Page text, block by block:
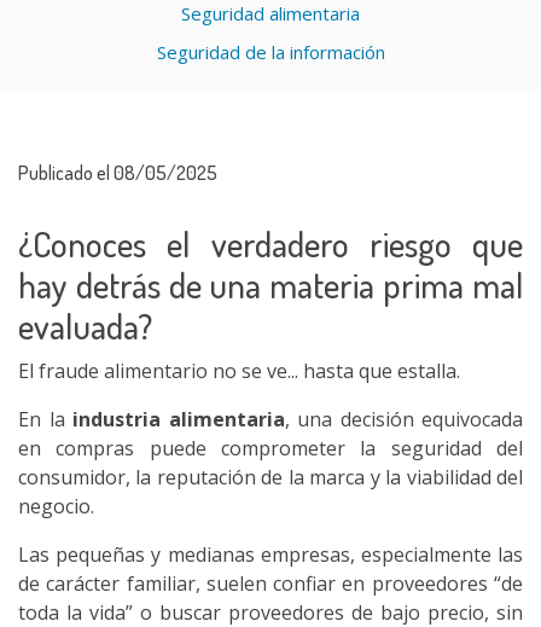
Seguridad alimentaria
Seguridad de la información
Publicado el 08/05/2025
¿Conoces el verdadero riesgo que
hay detrás de una materia prima mal
evaluada?
El fraude alimentario no se ve... hasta que estalla.
En la industria alimentaria, una decisión equivocada
en compras puede comprometer la seguridad del
consumidor, la reputación de la marca y la viabilidad del
negocio.
Las pequeñas y medianas empresas, especialmente las
de carácter familiar, suelen confiar en proveedores “de
toda la vida” o buscar proveedores de bajo precio, sin